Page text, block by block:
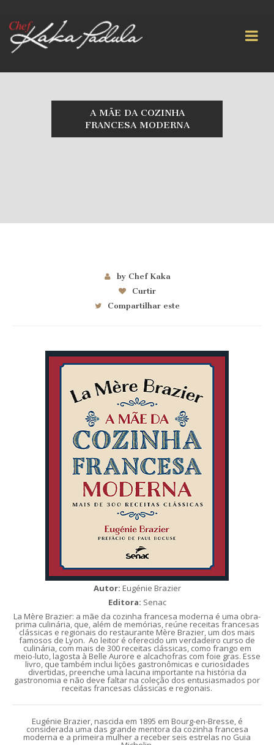
A MÃE DA COZINHA
FRANCESA MODERNA
by Chef Kaka
Curtir
Compartilhar este
Autor: Eugénie Brazier
Editora: Senac
La Mère Brazier: a mãe da cozinha francesa moderna é uma obra-
prima culinária, que, além de memórias, reúne receitas francesas
clássicas e regionais do restaurante Mère Brazier, um dos mais
famosos de Lyon. Ao leitor é oferecido um verdadeiro curso de
culinária, com mais de 300 receitas clássicas, como frango em
meio-luto, lagosta à Belle Aurore e alcachofras com foie gras. Esse
livro, que também inclui lições gastronômicas e curiosidades
divertidas, preenche uma lacuna importante na história da
gastronomia e não deve faltar na coleção dos entusiasmados por
receitas francesas clássicas e regionais.
Eugénie Brazier, nascida em 1895 em Bourg-en-Bresse, é
considerada uma das grande mentora da cozinha francesa
moderna e a primeira mulher a receber seis estrelas no Guia